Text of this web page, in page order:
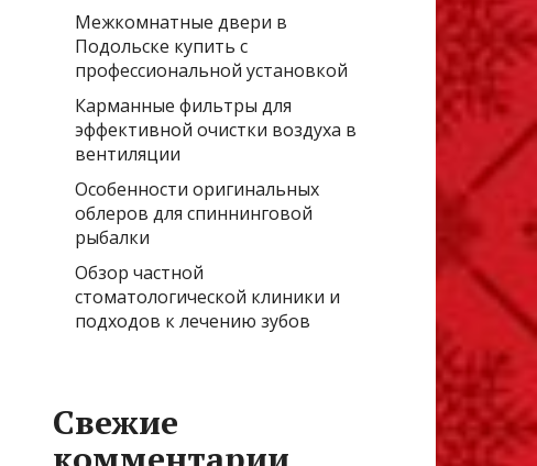
Межкомнатные двери в
Подольске купить с
профессиональной установкой
Карманные фильтры для
эффективной очистки воздуха в
вентиляции
Особенности оригинальных
облеров для спиннинговой
рыбалки
Обзор частной
стоматологической клиники и
подходов к лечению зубов
Свежие